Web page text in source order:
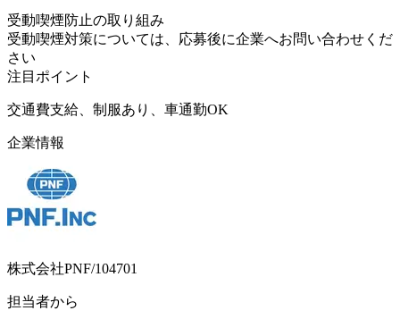
受動喫煙防止の取り組み
受動喫煙対策については、応募後に企業へお問い合わせくだ
さい
注目ポイント
交通費支給、制服あり、車通勤OK
企業情報
株式会社PNF/104701
担当者から